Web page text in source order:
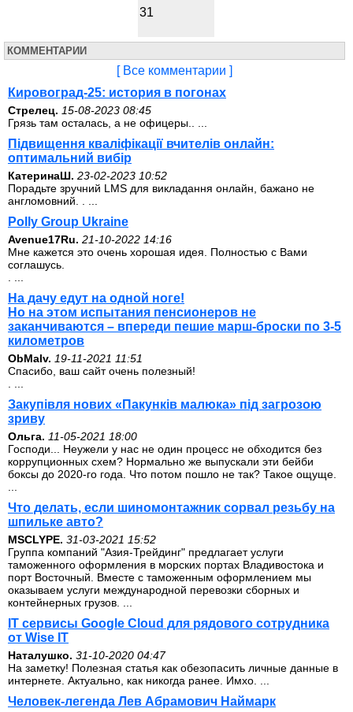
31
КОММЕНТАРИИ
[ Все комментарии ]
Кировоград-25: история в погонах
Стрелец. 15-08-2023 08:45
Грязь там осталась, а не офицеры.. ...
Підвищення кваліфікації вчителів онлайн:
оптимальний вибір
КатеринаШ. 23-02-2023 10:52
Порадьте зручний LMS для викладання онлайн, бажано не
англомовний. . ...
Polly Group Ukraine
Avenue17Ru. 21-10-2022 14:16
Мне кажется это очень хорошая идея. Полностью с Вами
соглашусь.
На дачу едут на одной ноге!
Но на этом испытания пенсионеров не
заканчиваются – впереди пешие марш-броски по 3-5
километров
ОbMalv. 19-11-2021 11:51
Спасибо, ваш сайт очень полезный!
Закупівля нових «Пакунків малюка» під загрозою
зриву
Ольга. 11-05-2021 18:00
Господи... Неужели у нас не один процесс не обходится без
коррупционных схем? Нормально же выпускали эти бейби
боксы до 2020-го года. Что потом пошло не так? Такое ощуще.
Что делать, если шиномонтажник сорвал резьбу на
шпильке авто?
MSCLYPE. 31-03-2021 15:52
Группа компаний "Азия-Трейдинг" предлагает услуги
таможенного оформления в морских портах Владивостока и
порт Восточный. Вместе с таможенным оформлением мы
оказываем услуги международной перевозки сборных и
контейнерных грузов. ...
IT сервисы Google Cloud для рядового сотрудника
от Wise IT
Наталушко. 31-10-2020 04:47
На заметку! Полезная статья как обезопасить личные данные в
интернете. Актуально, как никогда ранее. Имхо. ...
Человек-легенда Лев Абрамович Наймарк